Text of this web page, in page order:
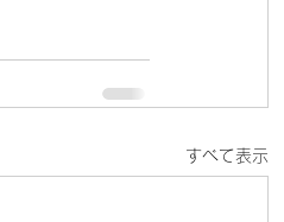
すべて表示